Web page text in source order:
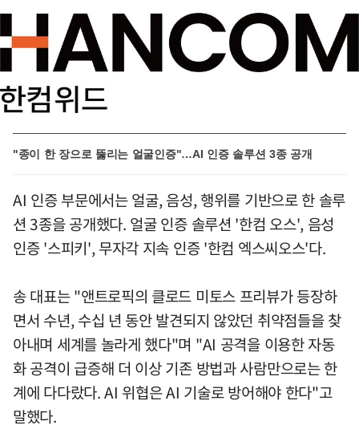
"종이 한 장으로 뚫리는 얼굴인증"…AI 인증 솔루션 3종 공개
AI 인증 부문에서는 얼굴, 음성, 행위를 기반으로 한 솔루
션 3종을 공개했다. 얼굴 인증 솔루션 '한컴 오스', 음성
인증 '스피키', 무자각 지속 인증 '한컴 엑스씨오스'다.
송 대표는 "앤트로픽의 클로드 미토스 프리뷰가 등장하
면서 수년, 수십 년 동안 발견되지 않았던 취약점들을 찾
아내며 세계를 놀라게 했다"며 "AI 공격을 이용한 자동
화 공격이 급증해 더 이상 기존 방법과 사람만으로는 한
계에 다다랐다. AI 위협은 AI 기술로 방어해야 한다"고
말했다.